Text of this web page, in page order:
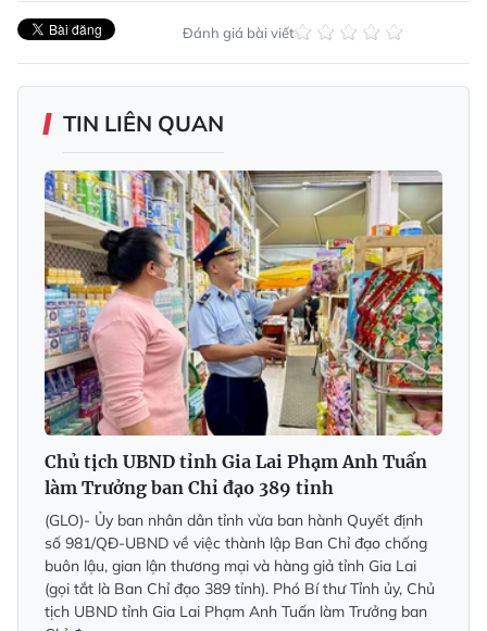
Đánh giá bài viết
TIN LIÊN QUAN
Chủ tịch UBND tỉnh Gia Lai Phạm Anh Tuấn
làm Trưởng ban Chỉ đạo 389 tỉnh
(GLO)- Ủy ban nhân dân tỉnh vừa ban hành Quyết định
số 981/QĐ-UBND về việc thành lập Ban Chỉ đạo chống
buôn lậu, gian lận thương mại và hàng giả tỉnh Gia Lai
(gọi tắt là Ban Chỉ đạo 389 tỉnh). Phó Bí thư Tỉnh ủy, Chủ
tịch UBND tỉnh Gia Lai Phạm Anh Tuấn làm Trưởng ban